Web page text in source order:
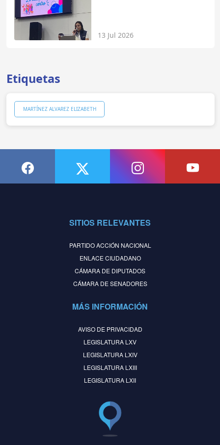
13 Jul 2026
Etiquetas
MARTÍNEZ ALVAREZ ELIZABETH
SITIOS RELEVANTES
PARTIDO ACCIÓN NACIONAL
ENLACE CIUDADANO
CÁMARA DE DIPUTADOS
CÁMARA DE SENADORES
MÁS INFORMACIÓN
AVISO DE PRIVACIDAD
LEGISLATURA LXV
LEGISLATURA LXIV
LEGISLATURA LXIII
LEGISLATURA LXII